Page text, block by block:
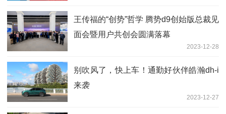
王传福的“创势”哲学 腾势d9创始版总裁见
面会暨用户共创会圆满落幕
2023-12-28
别吹风了，快上车！通勤好伙伴皓瀚dh-i
来袭
2023-12-27